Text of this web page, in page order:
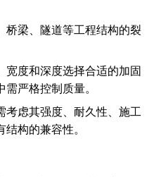
桥梁、隧道等工程结构的裂
宽度和深度选择合适的加固
严格控制质量。
考虑其强度、耐久性、施工
构的兼容性。